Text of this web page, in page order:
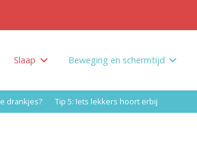
Slaap Beweging en schermtijd
drankjes? Tip 5: Iets lekkers hoort erbij